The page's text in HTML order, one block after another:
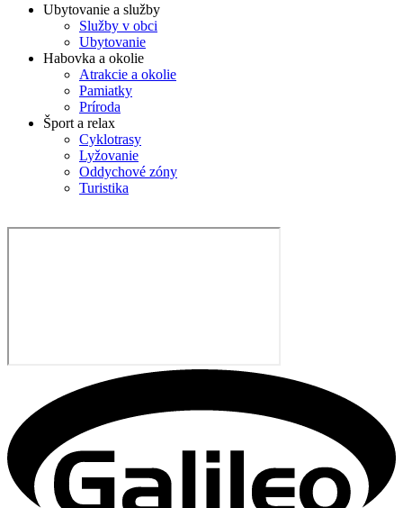
Ubytovanie a služby
Služby v obci
Ubytovanie
Habovka a okolie
Atrakcie a okolie
Pamiatky
Príroda
Šport a relax
Cyklotrasy
Lyžovanie
Oddychové zóny
Turistika